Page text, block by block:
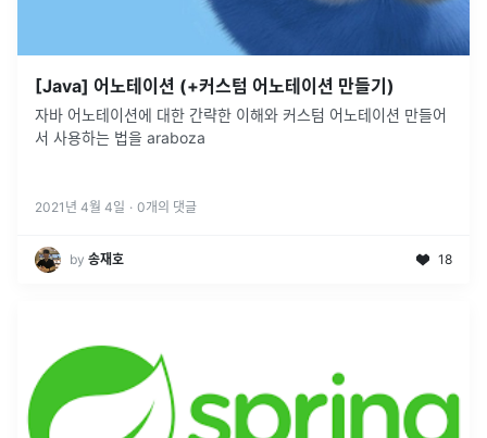
[Java] 어노테이션 (+커스텀 어노테이션 만들기)
자바 어노테이션에 대한 간략한 이해와 커스텀 어노테이션 만들어
서 사용하는 법을 araboza
2021년 4월 4일 · 0개의 댓글
by 송재호 18